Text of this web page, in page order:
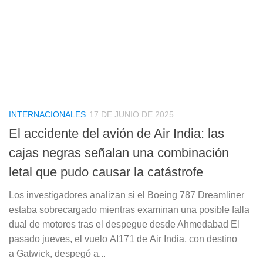
INTERNACIONALES 17 DE JUNIO DE 2025
El accidente del avión de Air India: las
cajas negras señalan una combinación
letal que pudo causar la catástrofe
Los investigadores analizan si el Boeing 787 Dreamliner
estaba sobrecargado mientras examinan una posible falla
dual de motores tras el despegue desde Ahmedabad El
pasado jueves, el vuelo AI171 de Air India, con destino
a Gatwick, despegó a...